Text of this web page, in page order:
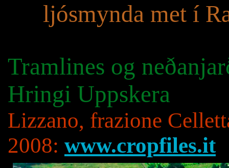
ljósmynda met í
Tramlines og
Hringi Uppskera
Lizzano, frazione
2008: www.cropfiles.it